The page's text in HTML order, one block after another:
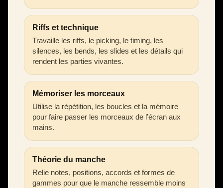
Riffs et technique
Travaille les riffs, le picking, le timing, les
silences, les bends, les slides et les détails qui
rendent les parties vivantes.
Mémoriser les morceaux
Utilise la répétition, les boucles et la mémoire
pour faire passer les morceaux de l’écran aux
mains.
Théorie du manche
Relie notes, positions, accords et formes de
gammes pour que le manche ressemble moins